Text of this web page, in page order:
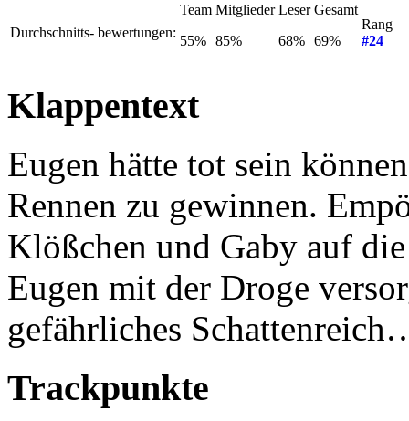
Durchschnitts- bewertungen:
Team
55%
Mitglieder
85%
Leser
68%
Gesamt
69%
Rang
#24
Klappentext
Eugen hätte tot sein
Rennen zu gewinnen.
Klößchen und Gaby auf
Eugen mit der Droge
gefährliches
Trackpunkte